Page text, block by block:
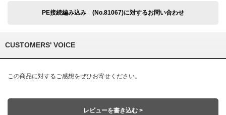
PE接続編み込み (No.81067)に対するお問い合わせ
CUSTOMERS' VOICE
この商品に対するご感想をぜひお寄せください。
レビューを書き込む >